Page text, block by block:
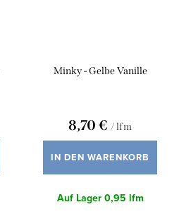
Minky - Gelbe Vanille
8,70 € / lfm
IN DEN WARENKORB
Auf Lager0,95 lfm